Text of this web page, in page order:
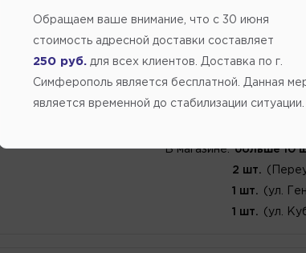
Ключ свечной
Артикулномер:
В магазине: больше 10
2 шт.
1 шт. (ул.
1 шт. (ул.
Обращаем ваше внимание, что c 30 июня
стоимость адресной доставки составляет
250 руб. для всех клиентов. Доставка по г.
Симферополь является бесплатной. Данная
является временной до стабилизации ситуации.